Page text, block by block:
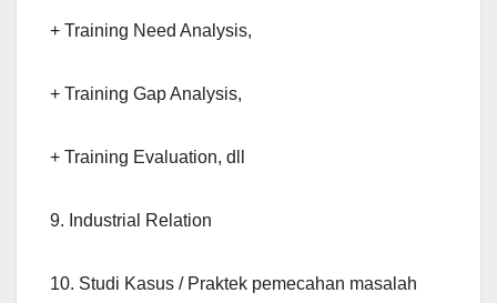
+ Training Need Analysis,
+ Training Gap Analysis,
+ Training Evaluation, dll
9. Industrial Relation
10. Studi Kasus / Praktek pemecahan masalah